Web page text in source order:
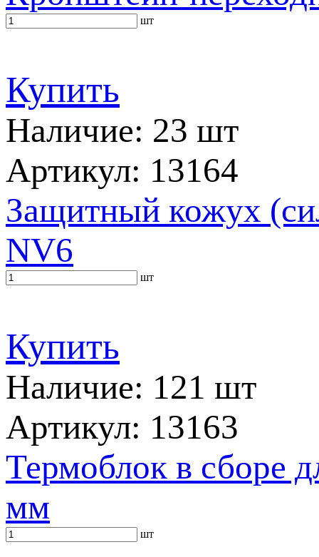
шт
Купить
Наличие: 23 шт
Артикул: 13164
Защитный кожух
NV6
шт
Купить
Наличие: 121 шт
Артикул: 13163
Термоблок в сборе
мм
шт